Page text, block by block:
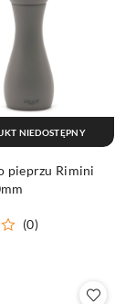
pieprzu Rimini
(0)
NIEDOSTĘPNY